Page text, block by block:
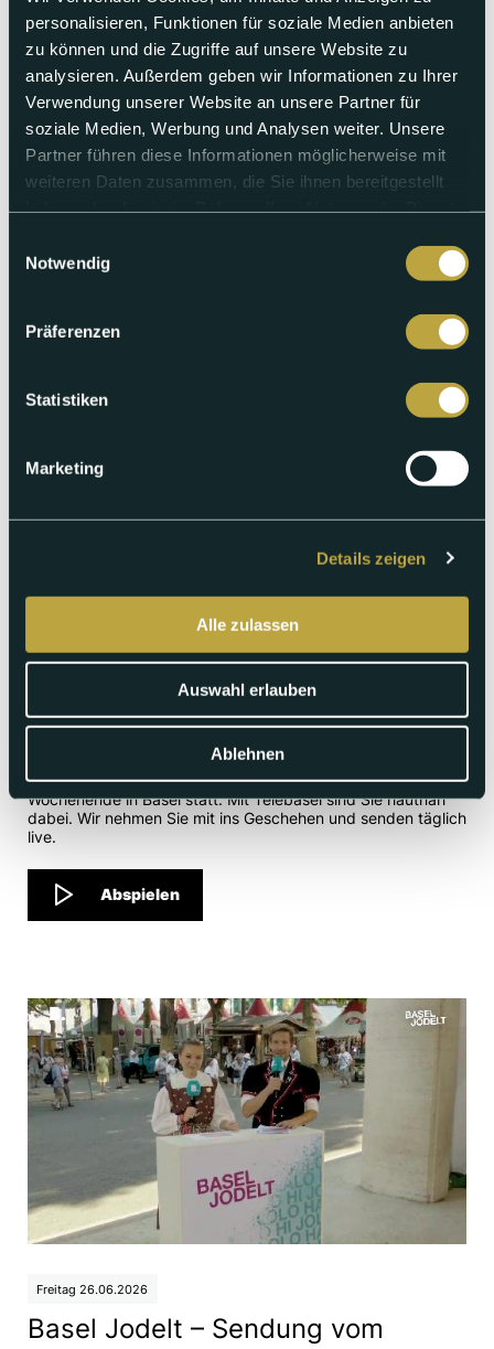
personalisieren, Funktionen für soziale Medien anbieten
zu können und die Zugriffe auf unsere Website zu
analysieren. Außerdem geben wir Informationen zu Ihrer
Verwendung unserer Website an unsere Partner für
soziale Medien, Werbung und Analysen weiter. Unsere
Partner führen diese Informationen möglicherweise mit
weiteren Daten zusammen, die Sie ihnen bereitgestellt
Notwendig
Präferenzen
Statistiken
Marketing
Details zeigen
Alle zulassen
Auswahl erlauben
Ablehnen
Samstag 18.07.2026
Übertragung Tattoo Parade 2026
Wir übertragen wieder ein farbenfrohes und musikalisch
Hochstehendes Ereignis: Die Tattoo Parade durch die Basler
Innenstadt. Von der Mittleren Brücke aus, zeigen wir die
gesamte Parade mit allen Highlights.
Basel Jodelt – Sendung vom
27.06.26
Unter dem Motto «Stadt & Land mitenand» findet das
Eidgenössische Jodlerfest 2026 am letzten Juni-
Wochenende in Basel statt. Mit Telebasel sind Sie hautnah
dabei. Wir nehmen Sie mit ins Geschehen und senden täglich
live.
Abspielen
Freitag 26.06.2026
Basel Jodelt – Sendung vom